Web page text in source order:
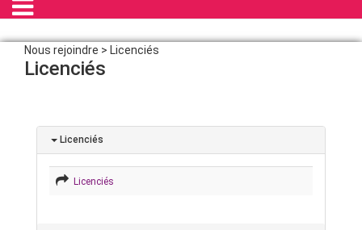
Nous rejoindre > Licenciés
Licenciés
Licenciés
Licenciés